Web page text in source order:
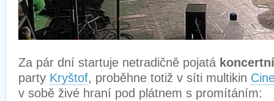
Za pár dní startuje netradičně pojatá
party Kryštof, proběhne totiž v síti multikin
v sobě živé hraní pod plátnem s promítáním: